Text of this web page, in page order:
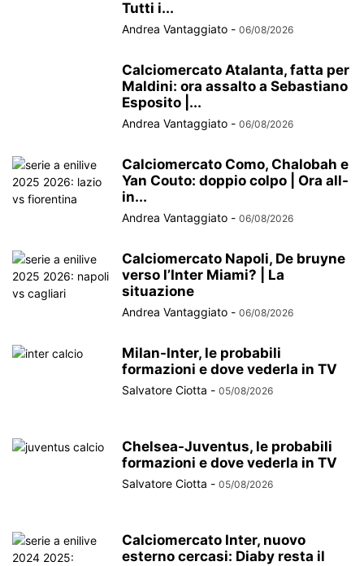
Tutti i...
Andrea Vantaggiato - 06/08/2026
Calciomercato Atalanta, fatta per
Maldini: ora assalto a Sebastiano
Esposito |...
Andrea Vantaggiato - 06/08/2026
Calciomercato Como, Chalobah e
Yan Couto: doppio colpo | Ora all-
in...
Andrea Vantaggiato - 06/08/2026
Calciomercato Napoli, De bruyne
verso l’Inter Miami? | La
situazione
Andrea Vantaggiato - 06/08/2026
Milan-Inter, le probabili
formazioni e dove vederla in TV
Salvatore Ciotta - 05/08/2026
Chelsea-Juventus, le probabili
formazioni e dove vederla in TV
Salvatore Ciotta - 05/08/2026
Calciomercato Inter, nuovo
esterno cercasi: Diaby resta il